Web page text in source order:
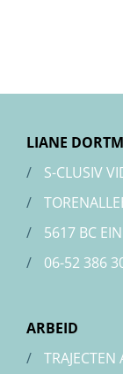
LIANE
/
S-CLUSIV
/
/
5617 BC
/
06-52 386
ARBEID
/
TRAJECTEN